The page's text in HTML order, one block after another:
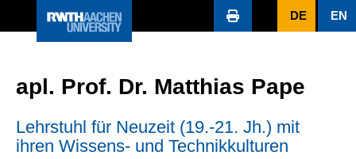
DE EN
apl. Prof. Dr. Matthias Pape
Lehrstuhl für Neuzeit (19.-21. Jh.) mit
ihren Wissens- und Technikkulturen